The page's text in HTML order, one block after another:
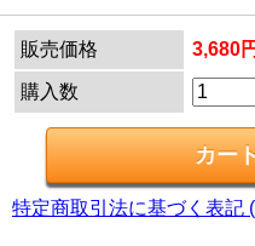
販売価格 3,680
購入数
特定商取引法に基づく表記